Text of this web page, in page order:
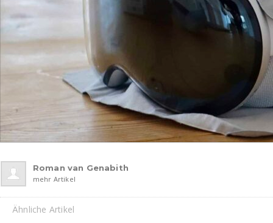
Roman van Genabith
mehr Artikel
Ähnliche Artikel